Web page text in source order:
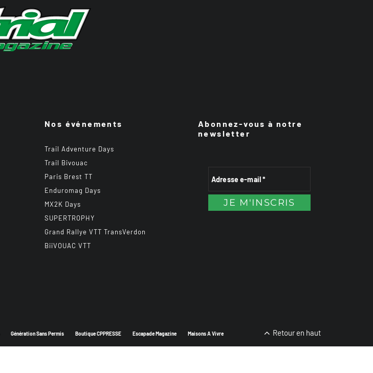
Nos événements
Trail Adventure Days
Trail Bivouac
Paris Brest TT
Enduromag Days
MX2K Days
SUPERTROPHY
Grand Rallye VTT TransVerdon
BiiVOUAC VTT
Abonnez-vous à notre
newsletter
Génération Sans Permis Boutique CPPRESSE Escapade Magazine Maisons A Vivre Retour en haut